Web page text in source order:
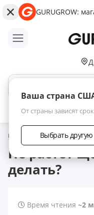
GURUGROW:
Ваша страна
От страны зависят
Выбрать другую
АКЦИИ НОВИНКИ
Главная Статьи Не
Не растет
делать?
Время чтения ~2